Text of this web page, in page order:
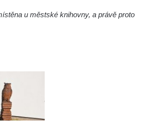
u městské knihovny, a právě proto